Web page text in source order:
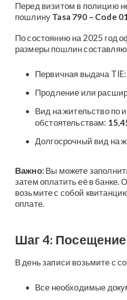
Перед визитом в полицию
пошлинуTasa 790 – Code
По состоянию на 2025 год
размеры пошлин
Первичная выдача TIE:
Продление или
Вид на жительство по
обстоятельствам:
Долгосрочный вид на
Важно: Вы можете
затем оплатить её в банке.
возьмите с собой
оплате.
Шаг 4: Посещение
В день записи возьмите с
Все необходимые